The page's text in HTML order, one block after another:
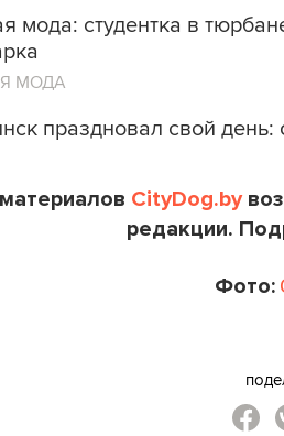
мода: студентка в
МОДА
праздновал свой день:
CityDog.by
редакции.
Фото: